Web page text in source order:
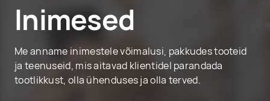
Me anname inimestele võimalusi, pakkudes tooteid
ja teenuseid, mis aitavad klientidel parandada
tootlikkust, olla ühenduses ja olla terved.
Inimesed